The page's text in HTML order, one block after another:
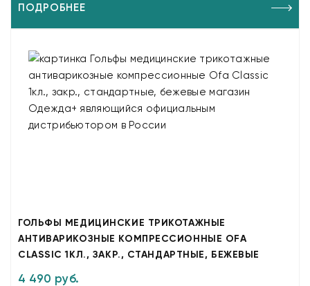
ПОДРОБНЕЕ
ГОЛЬФЫ МЕДИЦИНСКИЕ ТРИКОТАЖНЫЕ
АНТИВАРИКОЗНЫЕ КОМПРЕССИОННЫЕ OFA
CLASSIC 1КЛ., ЗАКР., СТАНДАРТНЫЕ, БЕЖЕВЫЕ
4 490 руб.